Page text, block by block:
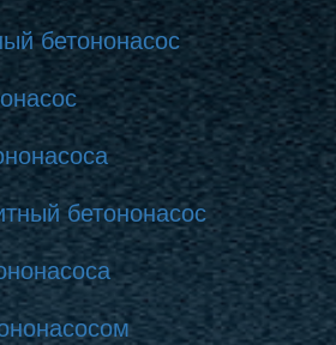
бетононасос
бетононасос